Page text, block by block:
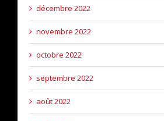
décembre 2022
novembre 2022
octobre 2022
septembre 2022
août 2022